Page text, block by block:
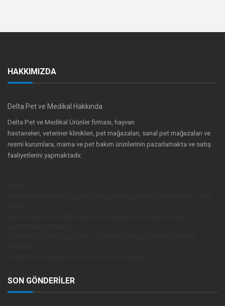
HAKKIMIZDA
Delta Pet ve Medikal Hakkında
Delta Pet ve Medikal Ürünler firması, hayvan
hastaneleri, veteriner klinikleri, pet mağazaları, sanal pet mağazaları ve
resmi kurumlara, mama ve pet bakım ürünlerinin pazarlamakta ve satış
faaliyetlerini yapmaktadır.
SON GÖNDERİLER